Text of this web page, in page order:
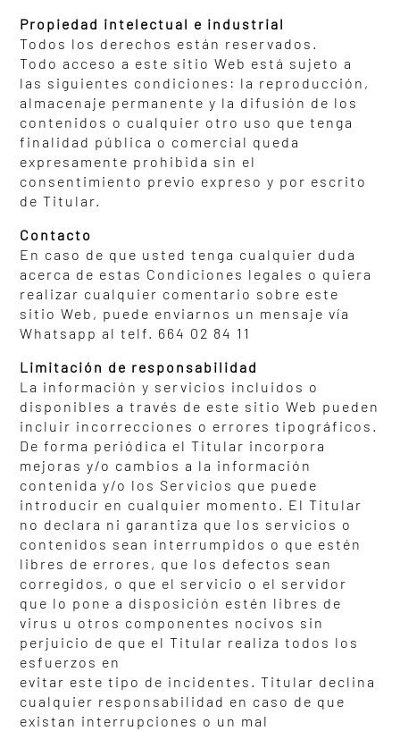
Propiedad intelectual e industrial
Todos los derechos están reservados.
Todo acceso a este sitio Web está sujeto a
las siguientes condiciones: la reproducción,
almacenaje permanente y la difusión de los
contenidos o cualquier otro uso que tenga
finalidad pública o comercial queda
expresamente prohibida sin el
consentimiento previo expreso y por escrito
de Titular.
Contacto
En caso de que usted tenga cualquier duda
acerca de estas Condiciones legales o quiera
realizar cualquier comentario sobre este
sitio Web, puede enviarnos un mensaje vía
Whatsapp al telf. 664 02 84 11
Limitación de responsabilidad
La información y servicios incluidos o
disponibles a través de este sitio Web pueden
incluir incorrecciones o errores tipográficos.
De forma periódica el Titular incorpora
mejoras y/o cambios a la información
contenida y/o los Servicios que puede
introducir en cualquier momento. El Titular
no declara ni garantiza que los servicios o
contenidos sean interrumpidos o que estén
libres de errores, que los defectos sean
corregidos, o que el servicio o el servidor
que lo pone a disposición estén libres de
virus u otros componentes nocivos sin
perjuicio de que el Titular realiza todos los
esfuerzos en
evitar este tipo de incidentes. Titular declina
cualquier responsabilidad en caso de que
existan interrupciones o un mal